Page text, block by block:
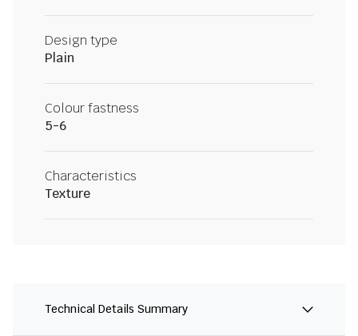
Design type
Plain
Colour fastness
5-6
Characteristics
Texture
Technical Details Summary